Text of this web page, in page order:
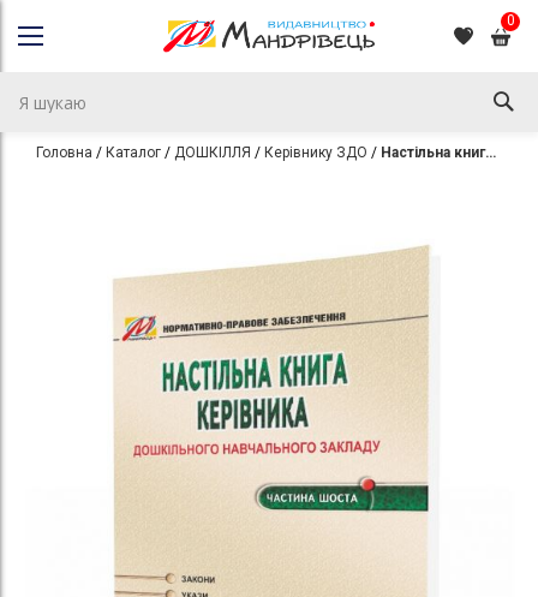
0
Головна Каталог ДОШКІЛЛЯ Керівнику ЗДО Настільна книга керівника ДНЗ. Частина 6